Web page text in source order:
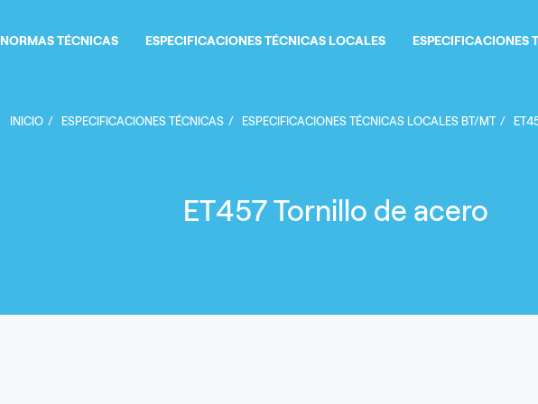
NORMAS TÉCNICAS ESPECIFICACIONES TÉCNICAS LOCALES ESPECIFICACIONES
Sobrescribir enlaces de
INICIO ESPECIFICACIONES TÉCNICAS ESPECIFICACIONES TÉCNICAS LOCALES BT/MT
ET457 Tornillo de acero